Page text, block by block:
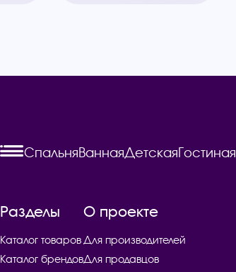
СпальняВаннаяДетскаяГостиная
Разделы
Каталог товаров
Каталог брендов
О проекте
Для производителей
Для продавцов